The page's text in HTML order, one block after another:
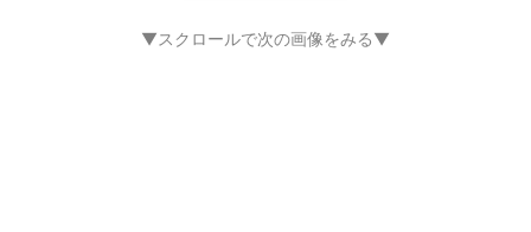
▼スクロールで次の画像をみる▼